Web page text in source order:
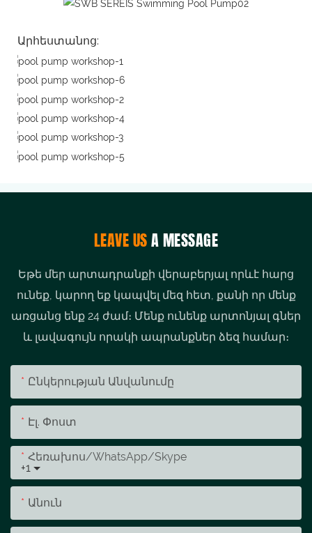
Արհեստանոց:
LEAVE USA MESSAGE
Եթե ​​մեր արտադրանքի վերաբերյալ որևէ հարց
ունեք, կարող եք կապվել մեզ հետ, քանի որ մենք
առցանց ենք 24 ժամ։ Մենք ունենք արտոնյալ գներ
և լավագույն որակի ապրանքներ ձեզ համար։
Ընկերության Անվանումը
Էլ. Փոստ
+1
Հեռախոս/whatsApp/skype
Անուն